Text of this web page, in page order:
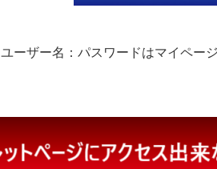
ユーザー名：パスワードはマイペー